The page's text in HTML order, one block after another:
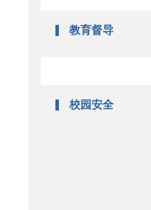
教育督导
校园安全